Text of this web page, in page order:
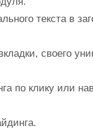
текста в
своего
по клику или